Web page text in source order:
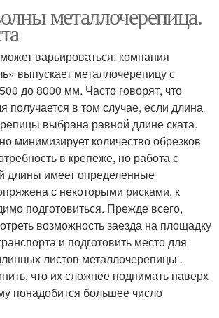
металлочерепица.
варьироваться: компания
выпускает металлочерепицу с
до 8000 мм. Часто говорят, что
получается в том случае, если длина
выбрана равной длине ската.
минимизирует количество обрезков
в крепеже, но работа с
длины имеет определенные
с некоторыми рисками, к
подготовиться. Прежде всего,
возможность заезда на площадку
и подготовить место для
листов металлочерепицы .
что их сложнее поднимать наверх
понадобится большее число